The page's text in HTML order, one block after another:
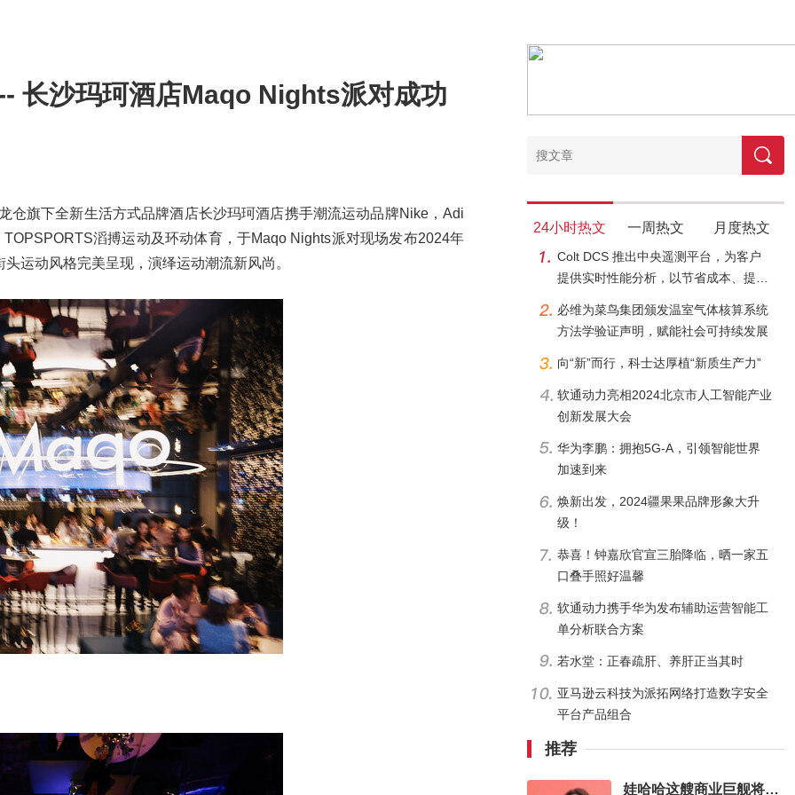
长沙玛珂酒店Maqo Nights派对成功
仓旗下全新生活方式品牌酒店长沙玛珂酒店携手潮流运动品牌Nike，Adi
滔搏运动及环动体育，于Maqo Nights派对现场发布2024年
运动风格完美呈现，演绎运动潮流新风尚。
24小时热文 一周热文 月度热文
Colt DCS 推出中央遥测平台，为客户
提供实时性能分析，以节省成本、提高
必维为菜鸟集团颁发温室气体核算系统
方法学验证声明，赋能社会可持续发展
向“新”而行，科士达厚植“新质生产力”
软通动力亮相2024北京市人工智能产业
创新发展大会
华为李鹏：拥抱5G-A，引领智能世界
加速到来
焕新出发，2024疆果果品牌形象大升
级！
恭喜！钟嘉欣官宣三胎降临，晒一家五
口叠手照好温馨
软通动力携手华为发布辅助运营智能工
单分析联合方案
若水堂：正春疏肝、养肝正当其时
亚马逊云科技为派拓网络打造数字安全
平台产品组合
推荐
娃哈哈这艘商业巨舰将驶向何方，我们试目以待